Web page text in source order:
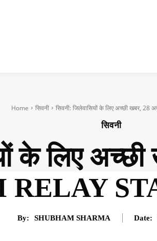
Home सिवनी सिवनी: जिलेवासियों के लिए अच्छी खबर, 28
सिवनी
के लिए
RELAY
By: SHUBHAM SHARMA Date: